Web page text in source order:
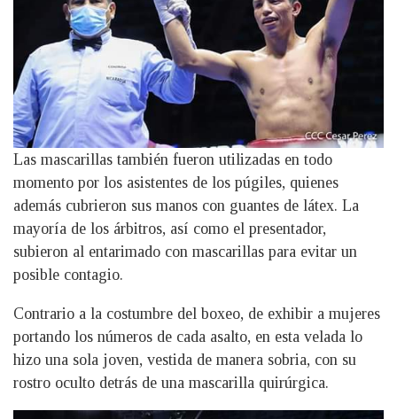
Las mascarillas también fueron utilizadas en todo
momento por los asistentes de los púgiles, quienes
además cubrieron sus manos con guantes de látex. La
mayoría de los árbitros, así como el presentador,
subieron al entarimado con mascarillas para evitar un
posible contagio.
Contrario a la costumbre del boxeo, de exhibir a mujeres
portando los números de cada asalto, en esta velada lo
hizo una sola joven, vestida de manera sobria, con su
rostro oculto detrás de una mascarilla quirúrgica.